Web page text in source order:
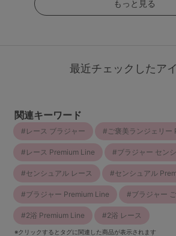
もっと見る
最近チェックしたア
関連キーワード
レース ブラジャー ご褒美ランジェリー
レース Premium Line ブラジャー セン
センシュアル レース センシュアル
ブラジャー Premium Line ブラジャー
2浴 Premium Line 2浴 レース
※クリックするとタグに関連した商品が表示されます